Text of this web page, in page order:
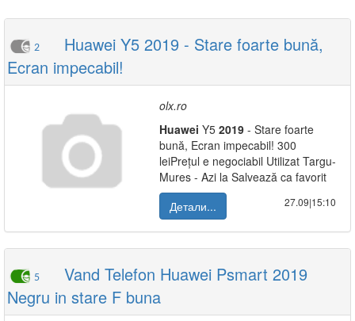
2
Huawei Y5 2019 - Stare foarte bună,
Ecran impecabil!
olx.ro
Huawei Y5 2019 - Stare foarte
bună, Ecran impecabil! 300
leiPrețul e negociabil Utilizat Targu-
Mures - Azi la Salvează ca favorit
Детали...
27.09|15:10
5
Vand Telefon Huawei Psmart 2019
Negru in stare F buna